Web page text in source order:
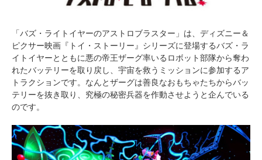
「バズ・ライトイヤーのアストロブラスター」は、ディズニー＆
ピクサー映画『トイ・ストーリー』シリーズに登場するバズ・ラ
イトイヤーとともに悪の帝王ザーグ率いるロボット部隊から奪わ
れたバッテリーを取り戻し、宇宙を救うミッションに参加するア
トラクションです。なんとザーグは善良なおもちゃたちからバッ
テリーを抜き取り、究極の秘密兵器を作動させようと企んでいる
のです。